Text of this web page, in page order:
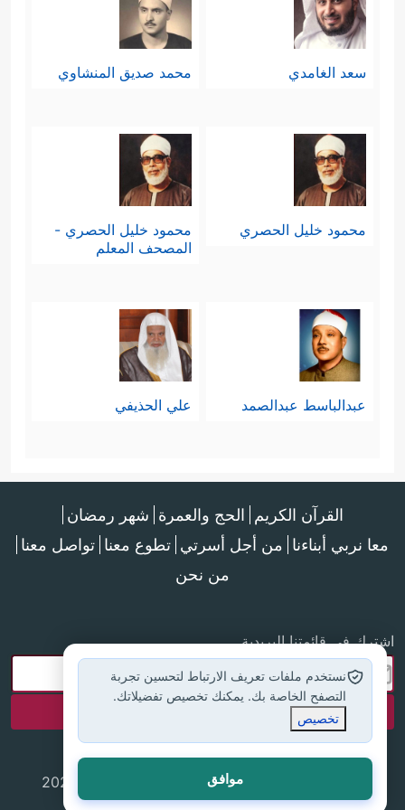
الاقتصادية، وهكذا.
سعد الغامدي محمد صديق المنشاوي
محمود خليل الحصري
محمود خليل الحصري -
المصحف المعلم
عبدالباسط عبدالصمد علي الحذيفي
القرآن الكريم الحج والعمرة شهر رمضان
معا نربي أبناءنا من أجل أسرتي تطوع معنا تواصل معنا
من نحن
اشترك في قائمتنا البريدية
جميع الحقوق محفوظة لموقع إسلام أون لاين © 2025
نستخدم ملفات تعريف الارتباط لتحسين تجربة
التصفح الخاصة بك. يمكنك تخصيص تفضيلاتك.
تخصيص
موافق